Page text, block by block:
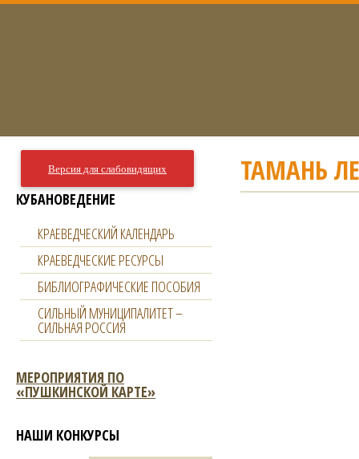
ТАМАНЬ
Версия для слабовидящих
КУБАНОВЕДЕНИЕ
КРАЕВЕДЧЕСКИЙ КАЛЕНДАРЬ
КРАЕВЕДЧЕСКИЕ РЕСУРСЫ
БИБЛИОГРАФИЧЕСКИЕ ПОСОБИЯ
СИЛЬНЫЙ МУНИЦИПАЛИТЕТ –
СИЛЬНАЯ РОССИЯ
МЕРОПРИЯТИЯ ПО
«ПУШКИНСКОЙ КАРТЕ»
НАШИ КОНКУРСЫ